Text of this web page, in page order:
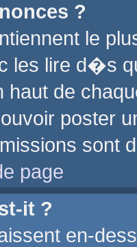
?
le
les lire d�s
de
poster
sont
page
it ?
en-